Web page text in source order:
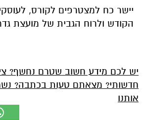
יישר כח למצטרפים לקורס,
הקודש ולרוח הגבית של מועצת
יש לכם מידע חשוב שטרם נחשף?
חדשותי? מצאתם טעות בכתבה?
אותנו